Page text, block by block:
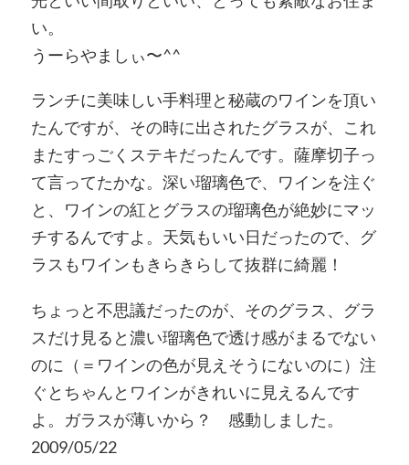
い。
うーらやましぃ〜^^
ランチに美味しい手料理と秘蔵のワインを頂い
たんですが、その時に出されたグラスが、これ
またすっごくステキだったんです。薩摩切子っ
て言ってたかな。深い瑠璃色で、ワインを注ぐ
と、ワインの紅とグラスの瑠璃色が絶妙にマッ
チするんですよ。天気もいい日だったので、グ
ラスもワインもきらきらして抜群に綺麗！
ちょっと不思議だったのが、そのグラス、グラ
スだけ見ると濃い瑠璃色で透け感がまるでない
のに（＝ワインの色が見えそうにないのに）注
ぐとちゃんとワインがきれいに見えるんです
よ。ガラスが薄いから？ 感動しました。
2009/05/22